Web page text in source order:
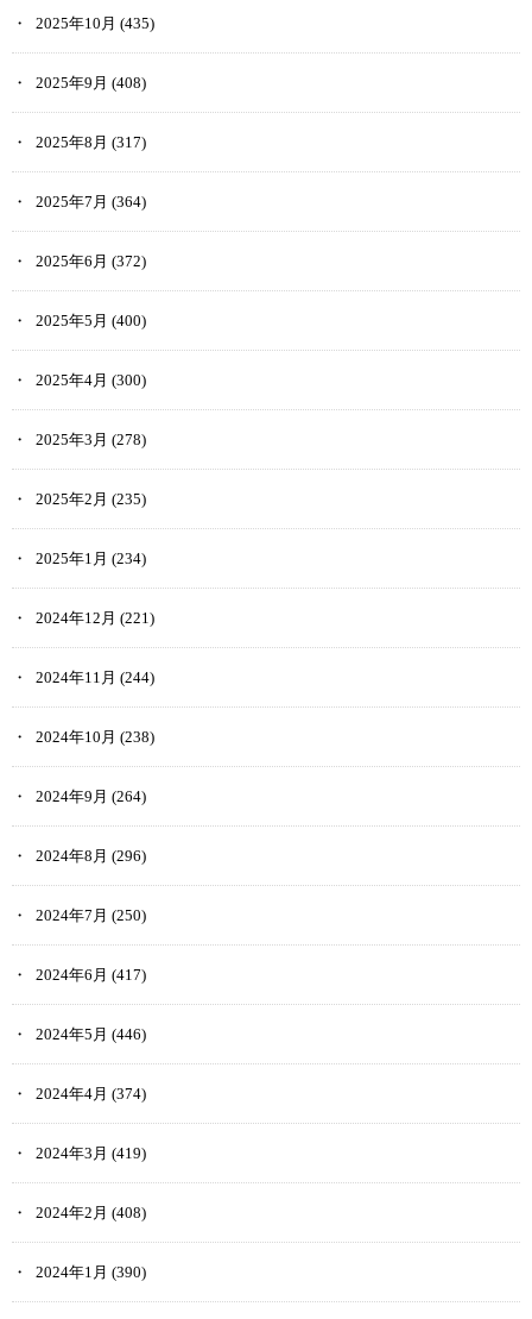
2025年10月 (435)
2025年9月 (408)
2025年8月 (317)
2025年7月 (364)
2025年6月 (372)
2025年5月 (400)
2025年4月 (300)
2025年3月 (278)
2025年2月 (235)
2025年1月 (234)
2024年12月 (221)
2024年11月 (244)
2024年10月 (238)
2024年9月 (264)
2024年8月 (296)
2024年7月 (250)
2024年6月 (417)
2024年5月 (446)
2024年4月 (374)
2024年3月 (419)
2024年2月 (408)
2024年1月 (390)